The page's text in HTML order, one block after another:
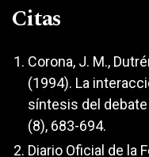
Citas
Corona, J. M.,
(1994). La
síntesis del
(8), 683-694.
Diario Oficial de la